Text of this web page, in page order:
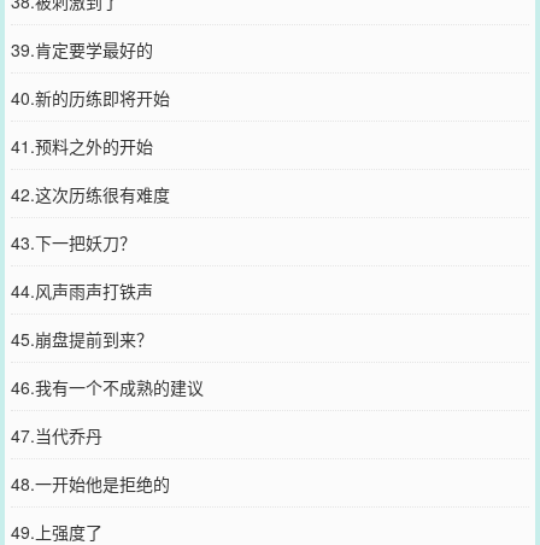
39.肯定要学最好的
40.新的历练即将开始
41.预料之外的开始
42.这次历练很有难度
43.下一把妖刀？
44.风声雨声打铁声
45.崩盘提前到来？
46.我有一个不成熟的建议
47.当代乔丹
48.一开始他是拒绝的
49.上强度了